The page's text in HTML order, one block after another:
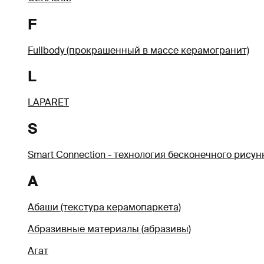
F
Fullbody (прокрашенный в массе керамогранит)
L
LAPARET
S
Smart Connection - технология бесконечного
А
Абаши (текстура керамопаркета)
Абразивные материалы (абразивы)
Агат